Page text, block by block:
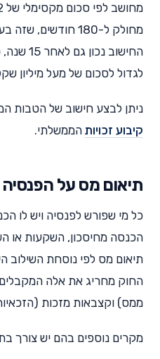
לגדול לסכום של מעל מיליון
ניתן לבצע חישוב של הטבות
קיבוע זכויות הממשלתי.
תיאום מס על הפנסיה
כל מי שפורש לפנסיה ויש לו
הכנסה מחיסכון, השקעות או
החוק מחריג את אלה
ממס) וקצבאות מזכות (הזכאיות
מקרים נוספים בהם יש צורך